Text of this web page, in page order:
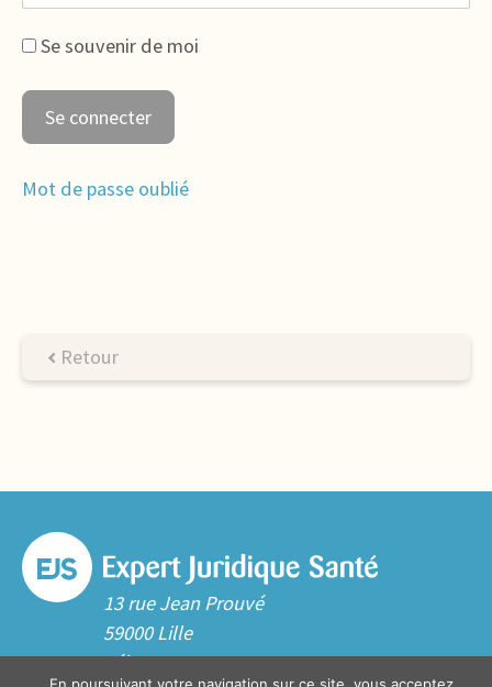
Se souvenir de moi
Mot de passe oublié
Retour
13 rue Jean Prouvé
59000 Lille
Tél. 03 20 06 70 10